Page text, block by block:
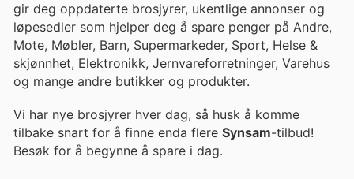
gir deg oppdaterte brosjyrer, ukentlige annonser og
løpesedler som hjelper deg å spare penger på Andre,
Mote, Møbler, Barn, Supermarkeder, Sport, Helse &
skjønnhet, Elektronikk, Jernvareforretninger, Varehus
og mange andre butikker og produkter.
Vi har nye brosjyrer hver dag, så husk å komme
tilbake snart for å finne enda flere Synsam-tilbud!
Besøk for å begynne å spare i dag.